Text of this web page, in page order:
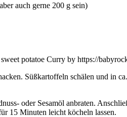
auch gerne 200 g sein)
Süßkartoffeln schälen und in
oder Sesamöl anbraten.
15 Minuten leicht köcheln lassen.